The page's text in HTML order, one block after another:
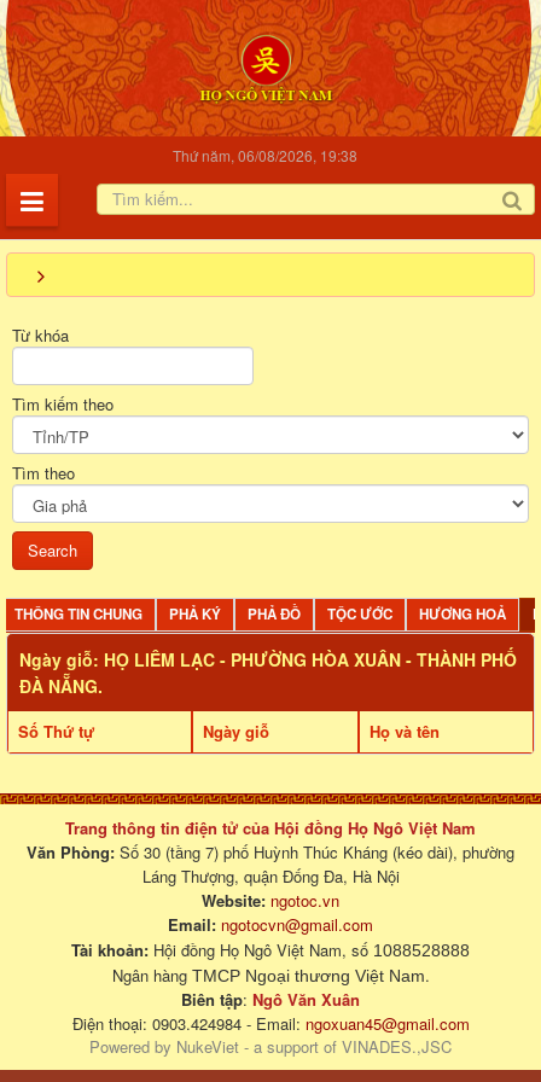
Thứ năm, 06/08/2026, 19:38
Từ khóa
Tìm kiếm theo
Tìm theo
THÔNG TIN CHUNG PHẢ KÝ PHẢ ĐỒ TỘC ƯỚC HƯƠNG HOẢ
Ngày giỗ: HỌ LIÊM LẠC - PHƯỜNG HÒA XUÂN - THÀNH PHỐ
ĐÀ NẴNG.
Số Thứ tự Ngày giỗ Họ và tên
Trang thông tin điện tử của Hội đồng Họ Ngô Việt Nam
Văn Phòng: Số 30 (tầng 7) phố Huỳnh Thúc Kháng (kéo dài), phường
Láng Thượng, quận Đống Đa, Hà Nội
Website: ngotoc.vn
Email: ngotocvn@gmail.com
Tài khoản: Hội đồng Họ Ngô Việt Nam, số 1088528888
Ngân hàng TMCP Ngoại thương Việt Nam.
Biên tập: Ngô Văn Xuân
Điện thoại: 0903.424984 - Email: ngoxuan45@gmail.com
Powered by NukeViet - a support of VINADES.,JSC